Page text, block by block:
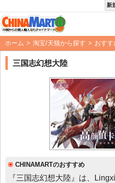
新
ホーム > 淘宝/天猫から探す > おす
三国志幻想大陸
CHINAMARTのおすすめ
『三国志幻想大陸』は、